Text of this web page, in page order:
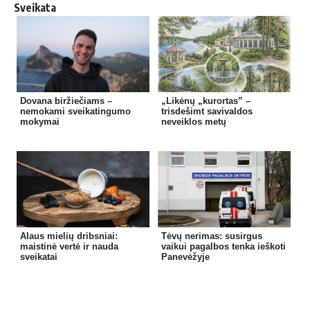
Sveikata
Dovana biržiečiams –
nemokami sveikatingumo
mokymai
„Likėnų „kurortas” –
trisdešimt savivaldos
neveiklos metų
Alaus mielių dribsniai:
maistinė vertė ir nauda
sveikatai
Tėvų nerimas: susirgus
vaikui pagalbos tenka ieškoti
Panevėžyje